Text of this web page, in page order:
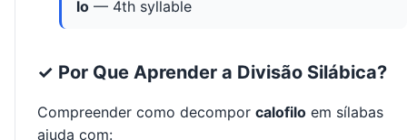
lo — 4th syllable
✓ Por Que Aprender a Divisão Silábica?
Compreender como decompor calofilo em sílabas
ajuda com: